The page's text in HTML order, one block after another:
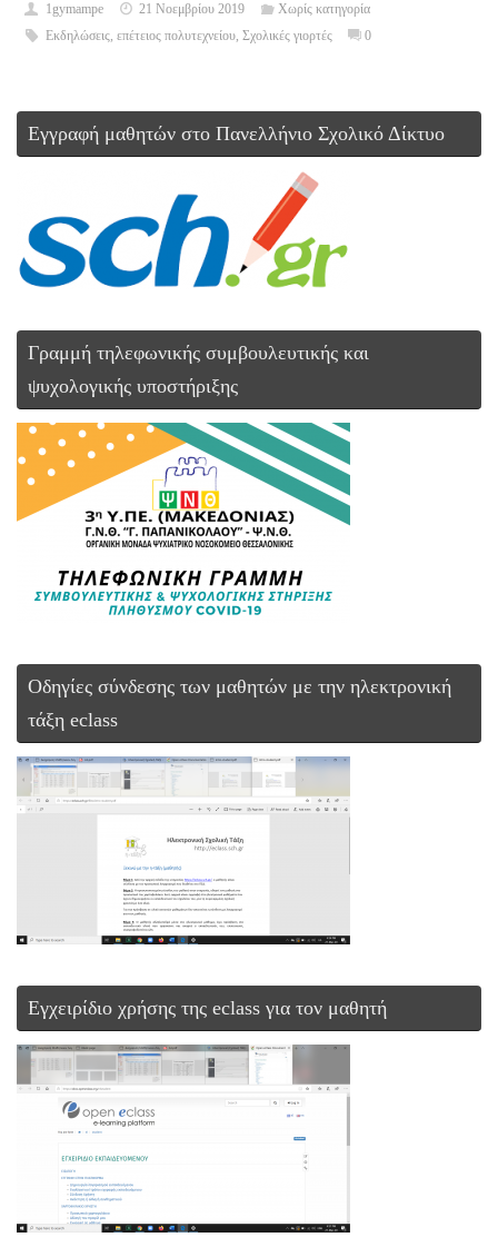
1gymampe 21 Νοεμβρίου 2019
Χωρίς κατηγορία
Εκδηλώσεις, επέτειος πολυτεχνείου, Σχολικές γιορτές 0
Εγγραφή μαθητών στο Πανελλήνιο Σχολικό Δίκτυο
Γραμμή τηλεφωνικής συμβουλευτικής και
ψυχολογικής υποστήριξης
Οδηγίες σύνδεσης των μαθητών με την ηλεκτρονική
τάξη eclass
Εγχειρίδιο χρήσης της eclass για τον μαθητή